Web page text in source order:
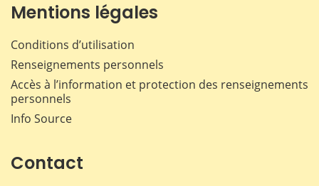
Mentions légales
Conditions d’utilisation
Renseignements personnels
Accès à l’information et protection des renseignements
personnels
Info Source
Contact